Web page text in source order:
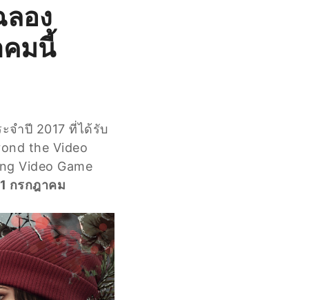
อง
คมนี้
จำปี 2017 ที่ได้รับ
the Video
Video Game
กรกฎาคม